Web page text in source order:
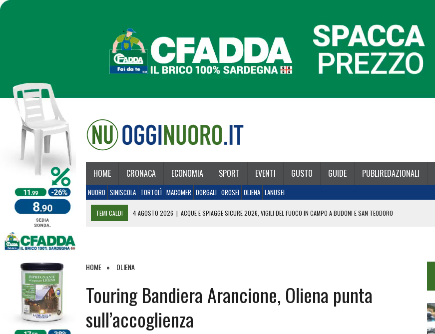
HOME CRONACA ECONOMIA SPORT EVENTI GUSTO GUIDE PUBLIREDAZIONALI
NUORO SINISCOLA TORTOLÌ MACOMER DORGALI OROSEI OLIENA LANUSEI
TEMI CALDI 4 AGOSTO 2026 | ACQUE E SPIAGGE SICURE 2026, VIGILI DEL FUOCO IN CAMPO A BUDONI E SAN TEODORO
26 LUGLIO 2026
HOME OLIENA
Touring Bandiera Arancione, Oliena punta
sull’accoglienza